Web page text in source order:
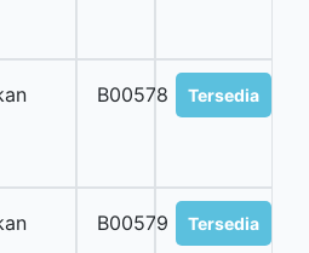
B00578 Tersedia
B00579 Tersedia